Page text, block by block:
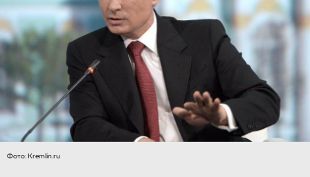
Фото: Kremlin.ru